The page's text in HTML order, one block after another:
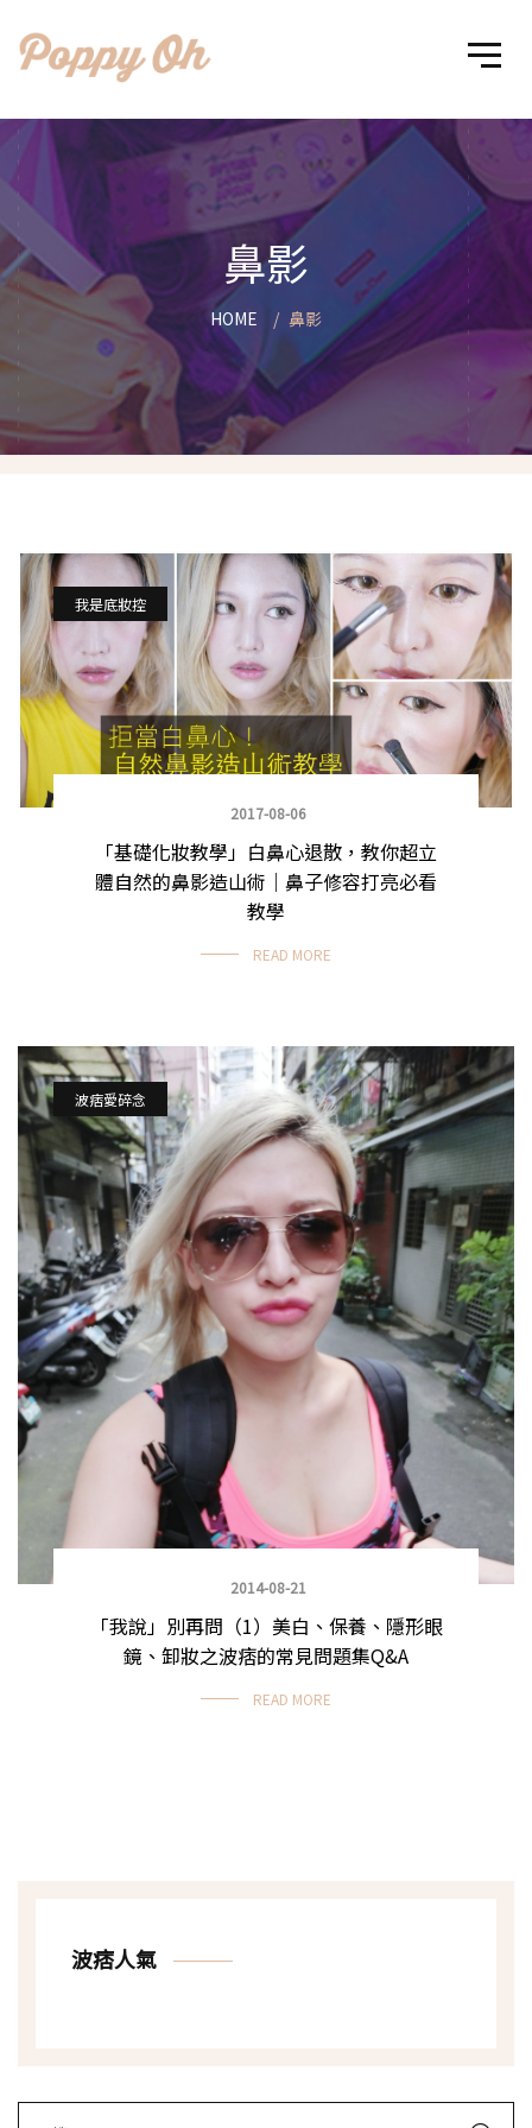
鼻影
HOME 鼻影
我是底妝控
2017-08-06
「基礎化妝教學」白鼻心退散，教你超立
體自然的鼻影造山術｜鼻子修容打亮必看
教學
READ MORE
波痞愛碎念
2014-08-21
「我說」別再問（1）美白、保養、隱形眼
鏡、卸妝之波痞的常見問題集Q&A
READ MORE
波痞人氣